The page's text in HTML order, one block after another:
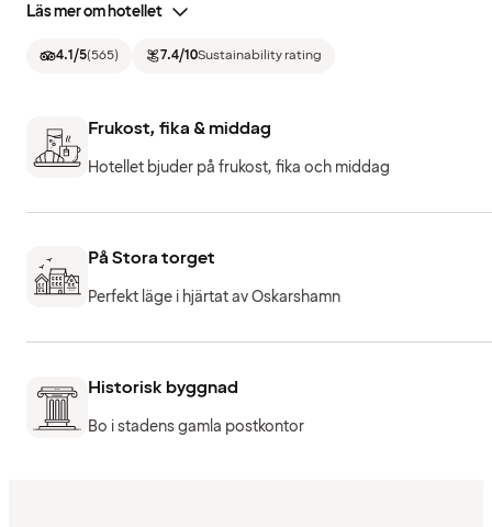
Läs mer om hotellet
4.1/5(565) 7.4/10Sustainability rating
Frukost, fika & middag
Hotellet bjuder på frukost, fika och middag
På Stora torget
Perfekt läge i hjärtat av Oskarshamn
Historisk byggnad
Bo i stadens gamla postkontor